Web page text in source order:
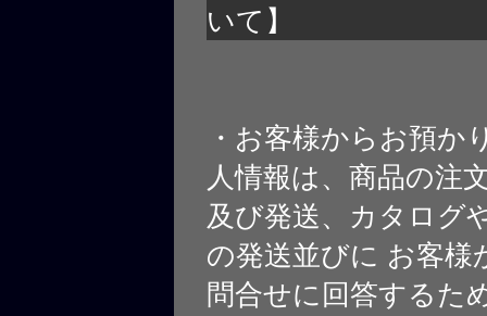
いて】
・お客様からお預か
人情報は、商品の注
及び発送、カタログ
の発送並びに お客様
問合せに回答するた